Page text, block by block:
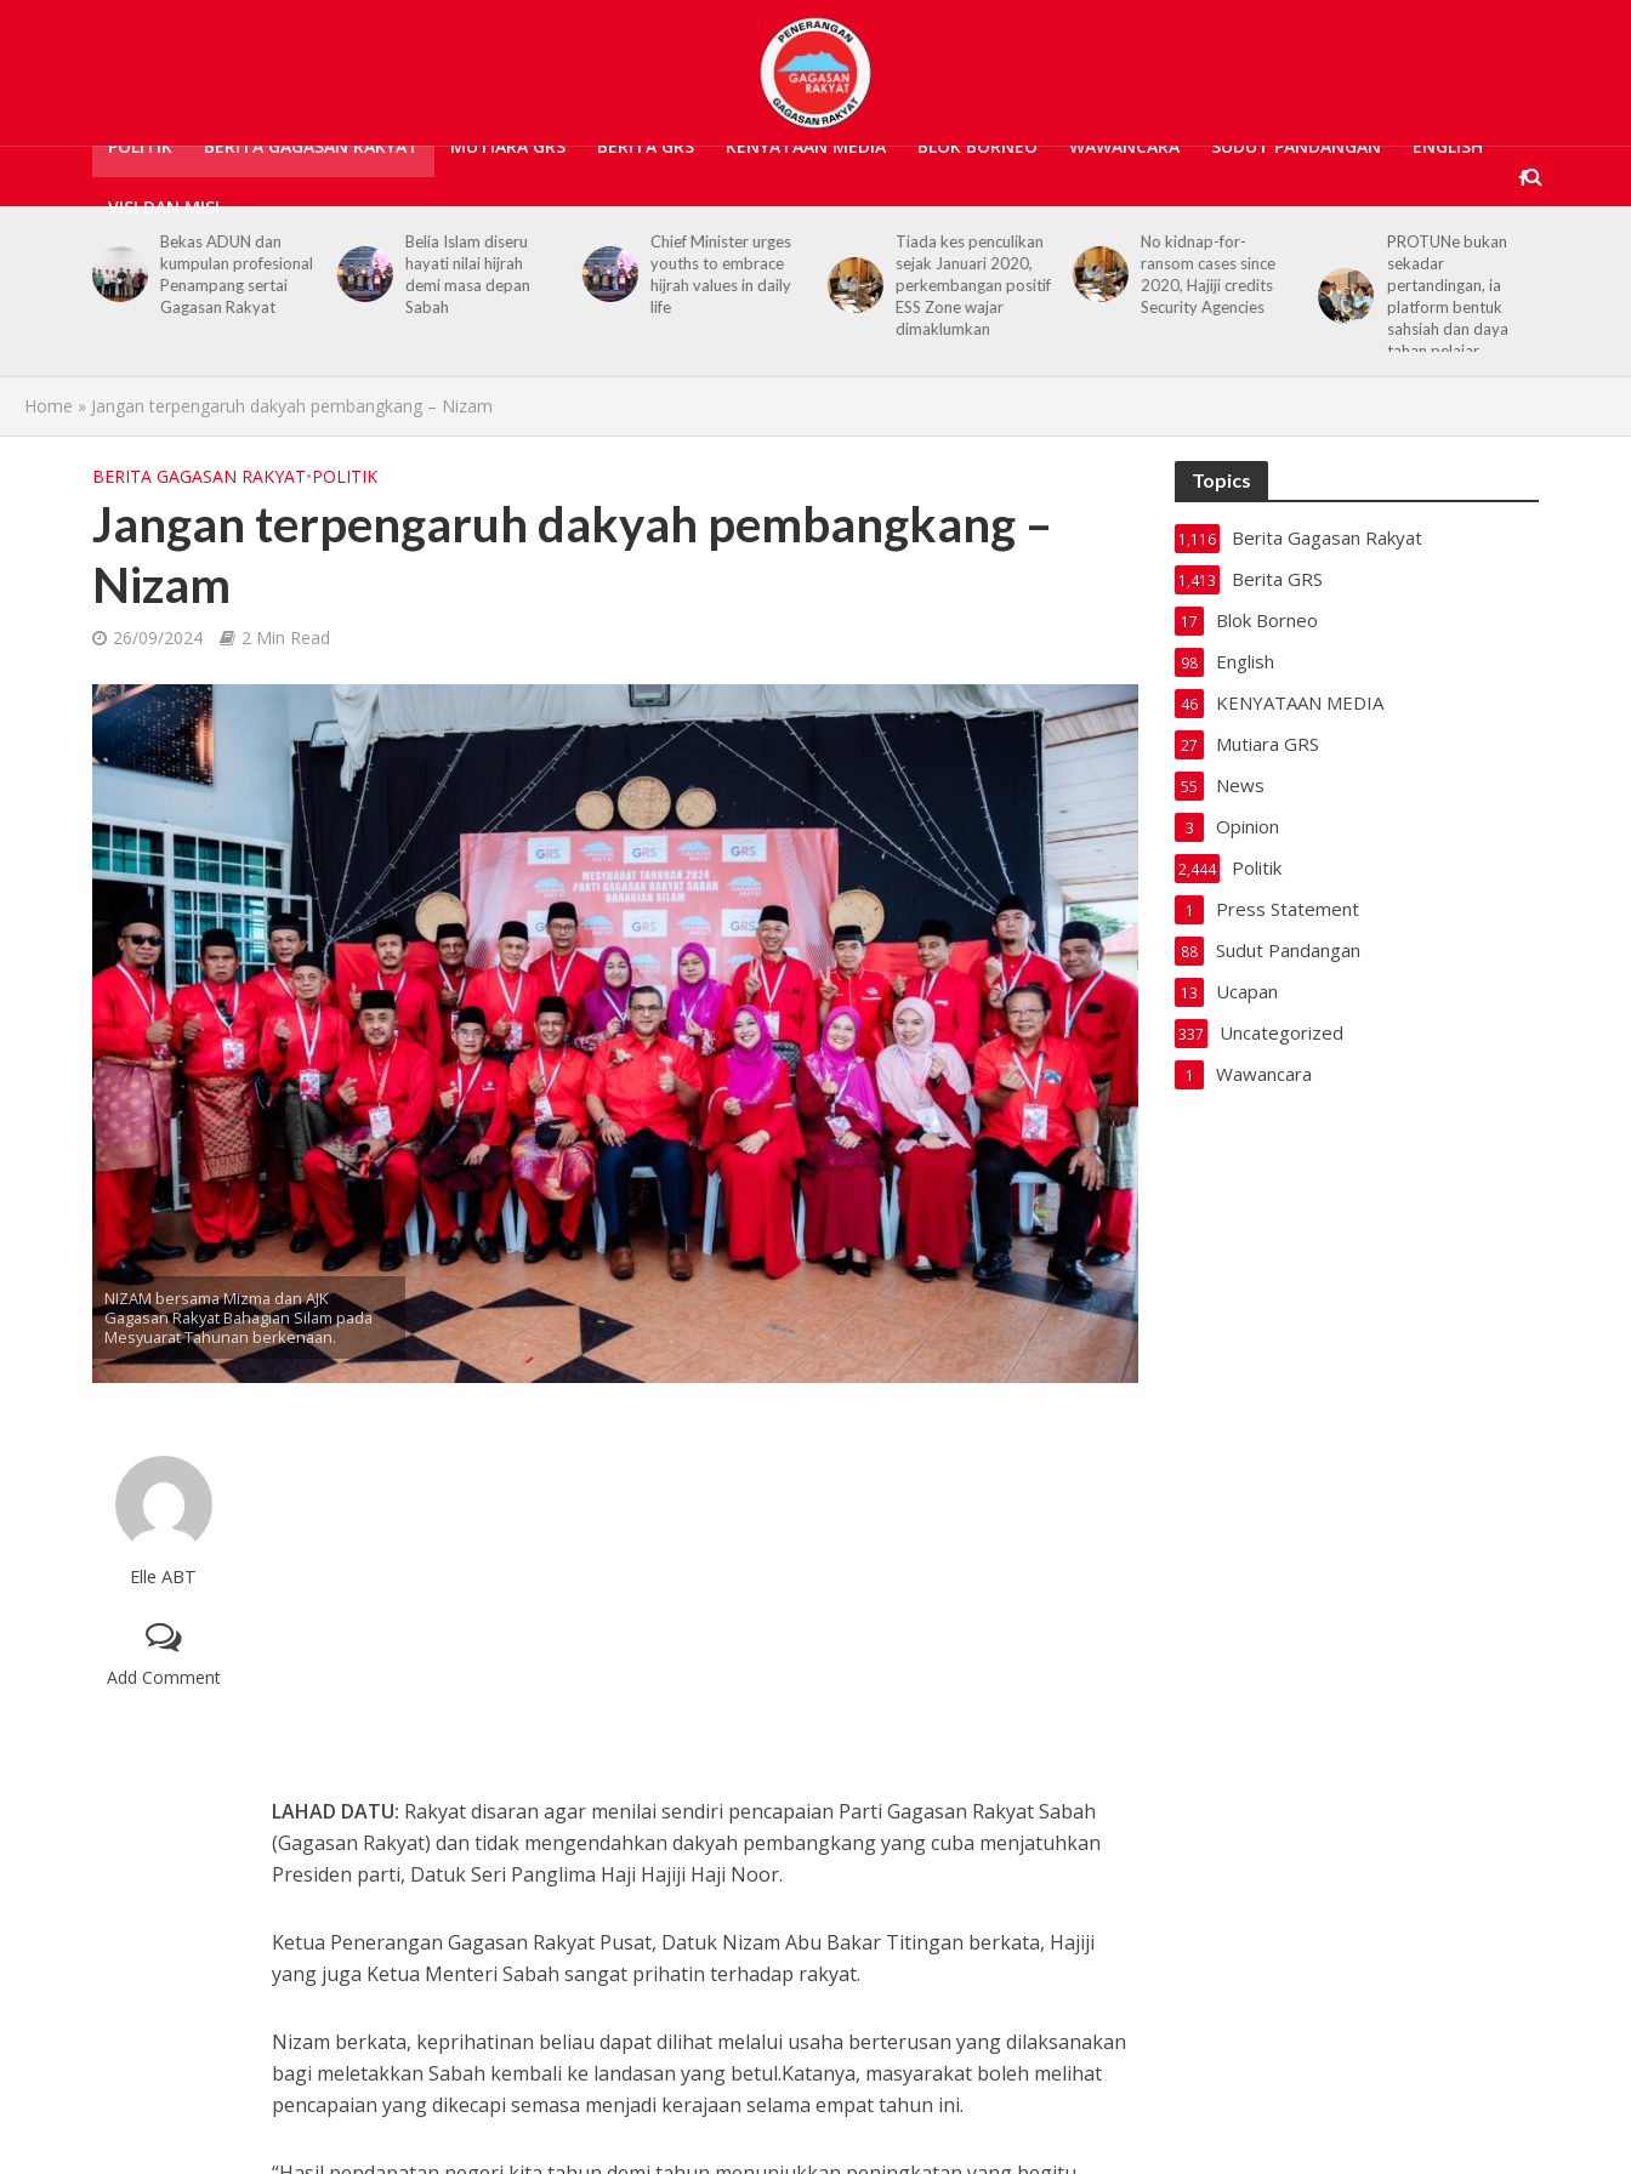
POLITIK BERITA GAGASAN RAKYAT MUTIARA GRS BERITA GRS KENYATAAN MEDIA BLOK BORNEO WAWANCARA SUDUT PANDANGAN ENGLISH
VISI DAN MISI
Belia Islam diseru
hayati nilai hijrah
demi masa depan
Sabah
Chief Minister urges
youths to embrace
hijrah values in daily
life
Tiada kes penculikan
sejak Januari 2020,
perkembangan positif
ESS Zone wajar
No kidnap-for-
ransom cases since
2020, Hajiji credits
Security Agencies
PROTUNe bukan
sekadar
pertandingan, ia
platform bentuk
Hajiji receives UK High
Commissioner,
reaffirms enduring
Sabah–UK ties
Home » Jangan terpengaruh dakyah pembangkang – Nizam
BERITA GAGASAN RAKYAT•POLITIK
Jangan terpengaruh dakyah pembangkang –
Nizam
26/09/2024 2 Min Read
NIZAM bersama Mizma dan AJK
Gagasan Rakyat Bahagian Silam pada
Mesyuarat Tahunan berkenaan.
Elle ABT
Add Comment
LAHAD DATU: Rakyat disaran agar menilai sendiri pencapaian Parti Gagasan Rakyat Sabah
(Gagasan Rakyat) dan tidak mengendahkan dakyah pembangkang yang cuba menjatuhkan
Presiden parti, Datuk Seri Panglima Haji Hajiji Haji Noor.
Ketua Penerangan Gagasan Rakyat Pusat, Datuk Nizam Abu Bakar Titingan berkata, Hajiji
yang juga Ketua Menteri Sabah sangat prihatin terhadap rakyat.
Nizam berkata, keprihatinan beliau dapat dilihat melalui usaha berterusan yang dilaksanakan
bagi meletakkan Sabah kembali ke landasan yang betul.Katanya, masyarakat boleh melihat
pencapaian yang dikecapi semasa menjadi kerajaan selama empat tahun ini.
Topics
Berita Gagasan Rakyat
1,116
Berita GRS
1,413
Blok Borneo
17
English
98
KENYATAAN MEDIA
46
Mutiara GRS
27
News
55
Opinion
3
Politik
2,444
Press Statement
1
Sudut Pandangan
88
Ucapan
13
Uncategorized
337
Wawancara
1